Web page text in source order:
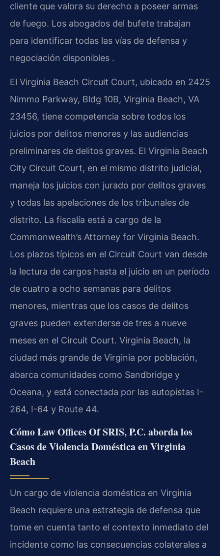
cliente que valora su derecho a poseer armas
de fuego. Los abogados del bufete trabajan
para identificar todas las vías de defensa y
negociación disponibles .
El Virginia Beach Circuit Court, ubicado en 2425
Nimmo Parkway, Bldg 10B, Virginia Beach, VA
23456, tiene competencia sobre todos los
juicios por delitos menores y las audiencias
preliminares de delitos graves. El Virginia Beach
City Circuit Court, en el mismo distrito judicial,
maneja los juicios con jurado por delitos graves
y todas las apelaciones de los tribunales de
distrito. La fiscalía está a cargo de la
Commonwealth’s Attorney for Virginia Beach.
Los plazos típicos en el Circuit Court van desde
la lectura de cargos hasta el juicio en un período
de cuatro a ocho semanas para delitos
menores, mientras que los casos de delitos
graves pueden extenderse de tres a nueve
meses en el Circuit Court. Virginia Beach, la
ciudad más grande de Virginia por población,
abarca comunidades como Sandbridge y
Oceana, y está conectada por las autopistas I-
264, I-64 y Route 44.
Cómo Law Offices Of SRIS, P.C. aborda los
Casos de Violencia Doméstica en Virginia
Beach
Un cargo de violencia doméstica en Virginia
Beach requiere una estrategia de defensa que
tome en cuenta tanto el contexto inmediato del
incidente como las consecuencias colaterales a